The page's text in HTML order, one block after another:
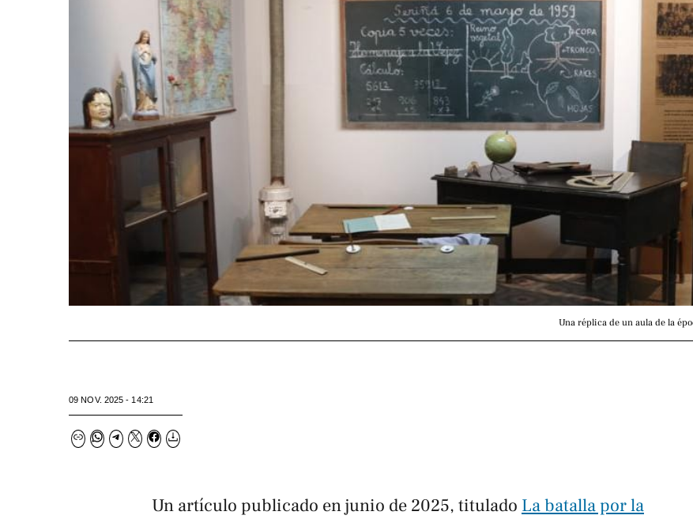
Una réplica de un aula de la
09 NOV. 2025 - 14:21
Un artículo publicado en junio de 2025, titulado La batalla por la